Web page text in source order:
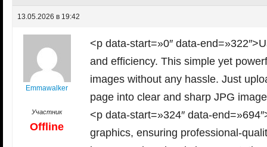
13.05.2026 в 19:42
Emmawalker
Участник
Offline
<p data-start=»0″ data-
and efficiency. This simple yet
images without any hassle. Just
page into clear and sharp JPG
<p data-start=»324″ data-
graphics, ensuring professional-